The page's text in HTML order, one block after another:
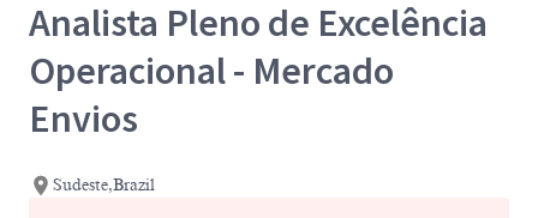
Analista Pleno de Excelência
Operacional - Mercado
Envios
Sudeste,Brazil